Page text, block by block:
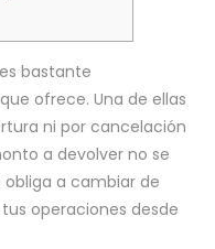
bastante
ofrece. Una de ellas
ni por cancelación
a devolver no se
a cambiar de
operaciones desde